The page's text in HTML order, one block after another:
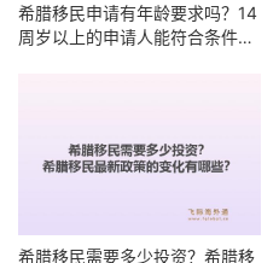
希腊移民申请有年龄要求吗？14
周岁以上的申请人能符合条件
希腊移民需要多少投资？希腊移